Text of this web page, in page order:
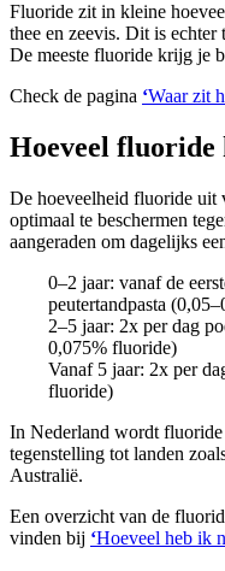
Fluoride zit in kleine
thee en zeevis. Dit is
De meeste fluoride krijg je
Check de pagina ‘Waar zit
Hoeveel fluoride
De hoeveelheid fluoride uit
optimaal te beschermen
aangeraden om dagelijks
0–2 jaar: vanaf de
peutertandpasta
2–5 jaar: 2x per dag
0,075% fluoride)
Vanaf 5 jaar: 2x per
fluoride)
In Nederland wordt fluoride
tegenstelling tot landen
Australië.
Een overzicht van de
vinden bij ‘Hoeveel heb ik